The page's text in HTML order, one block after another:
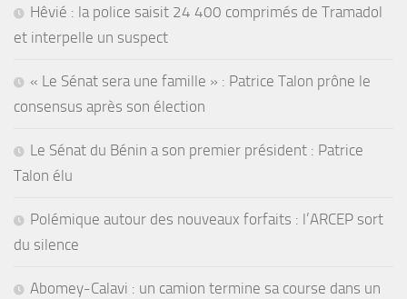
Hêvié : la police saisit 24 400 comprimés de Tramadol
et interpelle un suspect
« Le Sénat sera une famille » : Patrice Talon prône le
consensus après son élection
Le Sénat du Bénin a son premier président : Patrice
Talon élu
Polémique autour des nouveaux forfaits : l’ARCEP sort
du silence
Abomey-Calavi : un camion termine sa course dans un